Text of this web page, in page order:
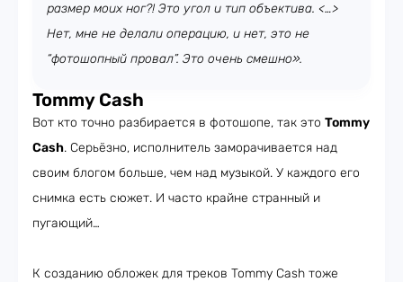
размер моих ног?! Это угол и тип объектива. <…>
Нет, мне не делали операцию, и нет, это не
“фотошопный провал”. Это очень смешно».
Tommy Cash
Вот кто точно разбирается в фотошопе, так это Tommy
Cash. Серьёзно, исполнитель заморачивается над
своим блогом больше, чем над музыкой. У каждого его
снимка есть сюжет. И часто крайне странный и
пугающий…
К созданию обложек для треков Tommy Cash тоже